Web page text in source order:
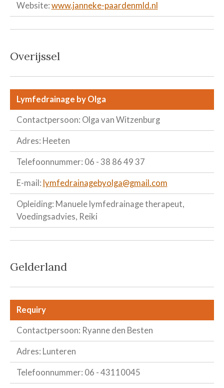
Website: www.janneke-paardenmld.nl
Overijssel
Lymfedrainage by Olga
Contactpersoon: Olga van Witzenburg
Adres: Heeten
Telefoonnummer: 06 - 38 86 49 37
E-mail: lymfedrainagebyolga@gmail.com
Opleiding: Manuele lymfedrainage therapeut,
Voedingsadvies, Reiki
Gelderland
Requiry
Contactpersoon: Ryanne den Besten
Adres: Lunteren
Telefoonnummer: 06 - 43110045